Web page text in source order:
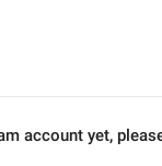
account yet,